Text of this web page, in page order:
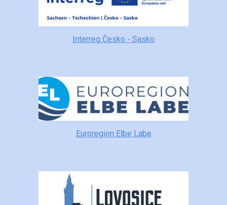
Interreg Česko - Sasko
Euroregion Elbe Labe